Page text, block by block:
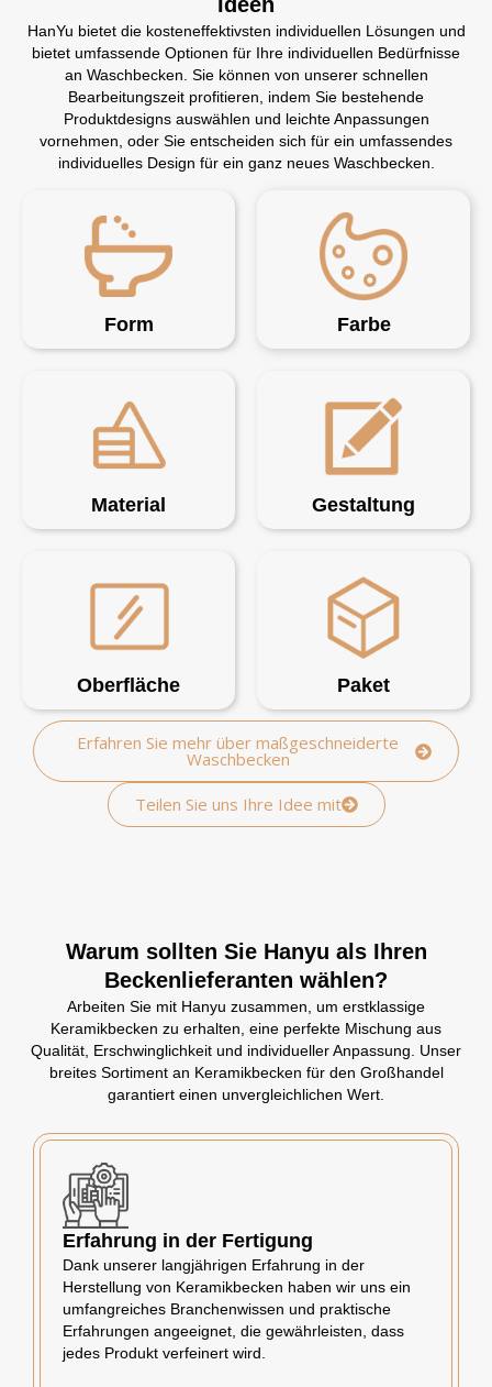
HanYu bietet die kosteneffektivsten individuellen Lösungen und
bietet umfassende Optionen für Ihre individuellen Bedürfnisse
an Waschbecken. Sie können von unserer schnellen
Bearbeitungszeit profitieren, indem Sie bestehende
Produktdesigns auswählen und leichte Anpassungen
vornehmen, oder Sie entscheiden sich für ein umfassendes
individuelles Design für ein ganz neues Waschbecken.
Form Farbe
Material Gestaltung
Oberfläche Paket
Erfahren Sie mehr über maßgeschneiderte
Waschbecken
Teilen Sie uns Ihre Idee mit
Warum sollten Sie Hanyu als Ihren
Beckenlieferanten wählen?
Arbeiten Sie mit Hanyu zusammen, um erstklassige
Keramikbecken zu erhalten, eine perfekte Mischung aus
Qualität, Erschwinglichkeit und individueller Anpassung. Unser
breites Sortiment an Keramikbecken für den Großhandel
garantiert einen unvergleichlichen Wert.
Erfahrung in der Fertigung
Dank unserer langjährigen Erfahrung in der
Herstellung von Keramikbecken haben wir uns ein
umfangreiches Branchenwissen und praktische
Erfahrungen angeeignet, die gewährleisten, dass
jedes Produkt verfeinert wird.